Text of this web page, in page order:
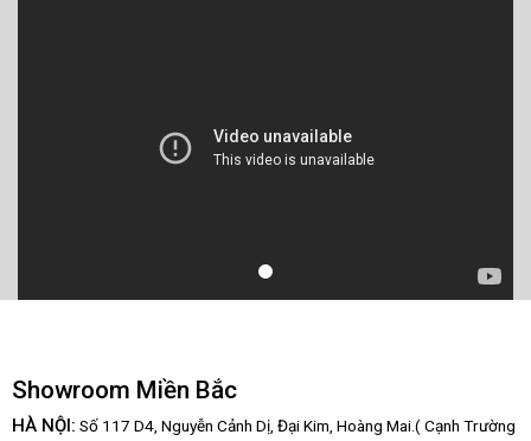
Showroom Miền Bắc
HÀ NỘI: Số 117 D4, Nguyễn Cảnh Dị, Đại Kim, Hoàng Mai.( Cạnh Trường